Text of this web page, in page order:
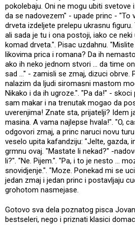
pokolebaju. Oni ne mogu ubiti svetove
da se nadovezem" - upade princ - "To
drveta izdeljete prelepu ukrasnu
ali sada je tu i ona postoji, iako ce
komad drveta.". Pisac uzdahnu.
likovima prica i romana? Da ih
ako ih neko jednom stvori ... da time
sad ..." - zamisli se zmaj, dizuci obrve.
nalazim da ljudi siromasni mastom
Nikako i da ih ugroze.". "Pa da!" -
sam makar i na trenutak mogao da
uverenjima! Znate sta, prijatelji? Idem
masina. A vama najlepse hvala!". "O,
odgovori zmaj, a princ naruci novu
veselo upita kafandziju: "Jelte, gazda,
grmnu ovaj. "Mastate li nekad?" -
li?". "Ne. Pijem.". "Pa, i to je nesto ...
snovidjenje.". "Moze. Ponekad mi se
jedan zmaj i jedan princ i postavljaju
grohotom nasmejase.
Gotovo sva dela poznatog pisca
bestseleri, nego i priznati klasici